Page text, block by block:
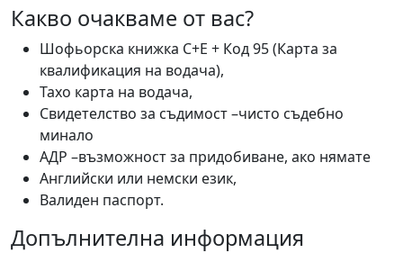
Какво очакваме от вас?
Шофьорска книжка C+E + Код 95 (Карта за
квалификация на водача),
Тахо карта на водача,
Свидетелство за съдимост –чисто съдебно
минало
АДР –възможност за придобиване, ако нямате
Английски или немски език,
Валиден паспорт.
Допълнителна информация